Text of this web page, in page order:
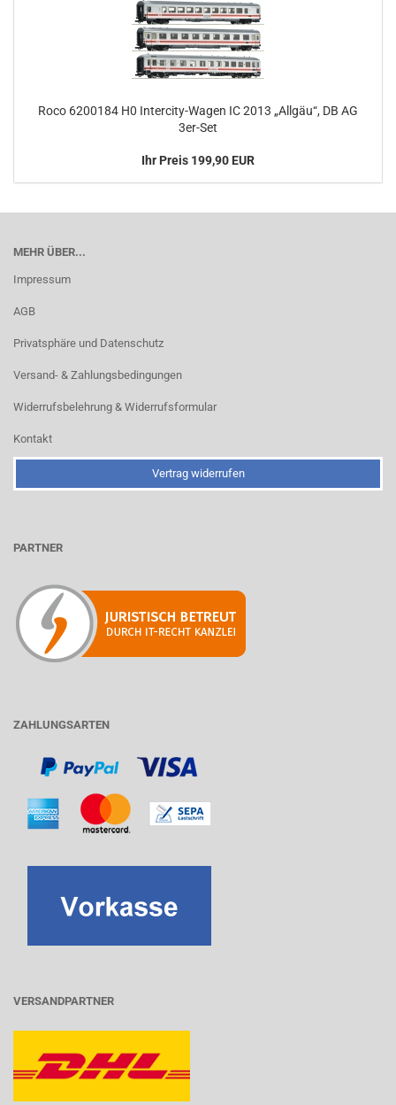
Roco 6200184 H0 Intercity-Wagen IC 2013 „Allgäu“, DB AG
3er-Set
Ihr Preis 199,90 EUR
MEHR ÜBER...
Impressum
AGB
Privatsphäre und Datenschutz
Versand- & Zahlungsbedingungen
Widerrufsbelehrung & Widerrufsformular
Kontakt
Vertrag widerrufen
PARTNER
ZAHLUNGSARTEN
VERSANDPARTNER